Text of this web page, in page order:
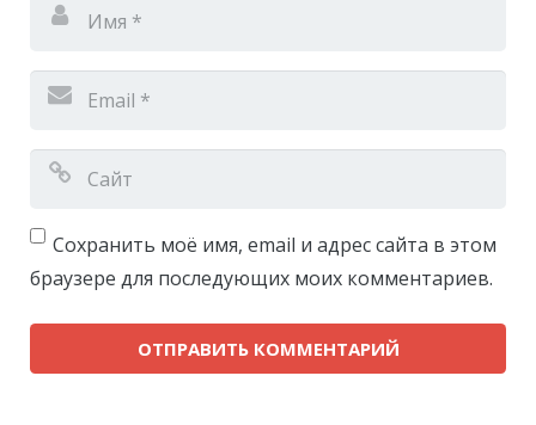
Сохранить моё имя, email и адрес сайта в этом
браузере для последующих моих комментариев.